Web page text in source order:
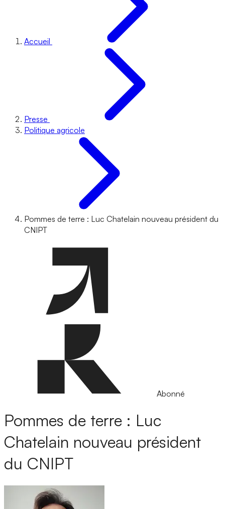
Accueil
Presse
Politique agricole
Pommes de terre : Luc Chatelain nouveau président du
CNIPT
Abonné
Pommes de terre : Luc
Chatelain nouveau président
du CNIPT